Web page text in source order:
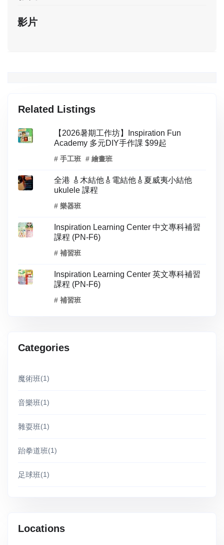
影片
Related Listings
【2026暑期工作坊】Inspiration Fun
Academy 多元DIY手作課 $99起
# 手工班 # 繪畫班
全港 🎸木結他🎸電結他🎸夏威夷小結他
ukulele 課程
# 樂器班
Inspiration Learning Center 中文專科補習
課程 (PN-F6)
# 補習班
Inspiration Learning Center 英文專科補習
課程 (PN-F6)
# 補習班
Categories
魔術班(1)
音樂班(1)
雜耍班(1)
跆拳道班(1)
足球班(1)
Locations